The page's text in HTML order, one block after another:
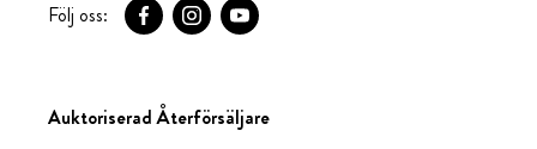
Följ oss:
Auktoriserad Återförsäljare